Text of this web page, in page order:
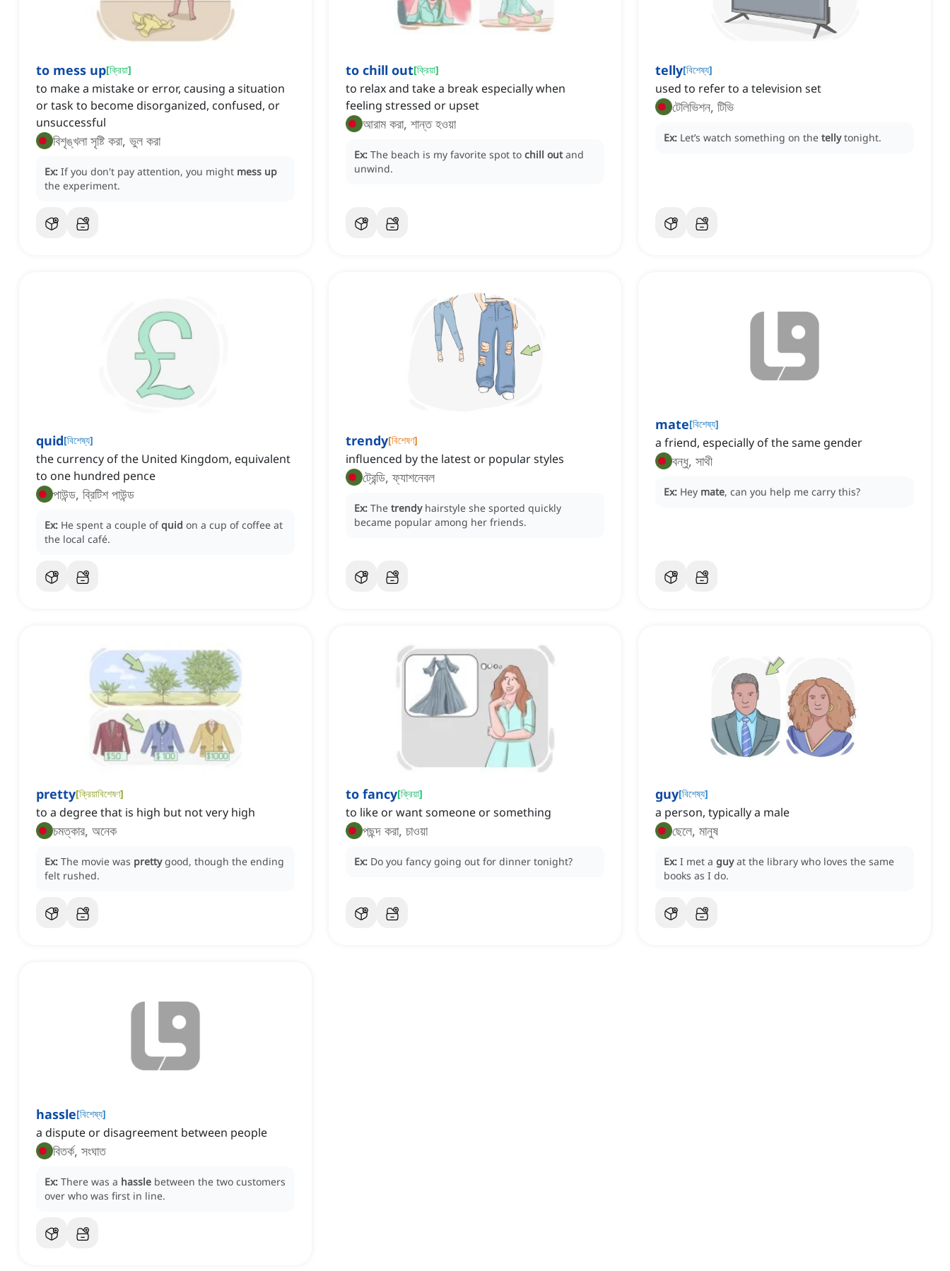
to mess up[ক্রিয়া]
to make a mistake or error, causing a situation
or task to become disorganized, confused, or
unsuccessful
বিশৃঙ্খলা সৃষ্টি করা, ভুল করা
Ex: If you don't pay attention, you might mess up
the experiment.
to chill out[ক্রিয়া]
to relax and take a break especially when
feeling stressed or upset
আরাম করা, শান্ত হওয়া
Ex: The beach is my favorite spot to chill out and
unwind.
telly[বিশেষ্য]
used to refer to a television set
টেলিভিশন, টিভি
Ex: Let’s watch something on the telly tonight.
quid[বিশেষ্য]
the currency of the United Kingdom, equivalent
to one hundred pence
পাউন্ড, ব্রিটিশ পাউন্ড
Ex: He spent a couple ofquid on a cup of coffee at
the local café.
trendy[বিশেষণ]
influenced by the latest or popular styles
ট্রেন্ডি, ফ্যাশনেবল
Ex: The trendy hairstyle she sported quickly
became popular among her friends.
mate[বিশেষ্য]
a friend, especially of the same gender
বন্ধু, সাথী
Ex: Hey mate, can you help me carry this?
pretty[ক্রিয়াবিশেষণ]
to a degree that is high but not very high
চমত্কার, অনেক
Ex: The movie was pretty good, though the ending
felt rushed.
to fancy[ক্রিয়া]
to like or want someone or something
পছন্দ করা, চাওয়া
Ex: Do you fancy going out for dinner tonight?
guy[বিশেষ্য]
a person, typically a male
ছেলে, মানুষ
Ex: I met a guy at the library who loves the same
books as I do.
hassle[বিশেষ্য]
a dispute or disagreement between people
বিতর্ক, সংঘাত
Ex: There was a hassle between the two customers
over who was first in line.